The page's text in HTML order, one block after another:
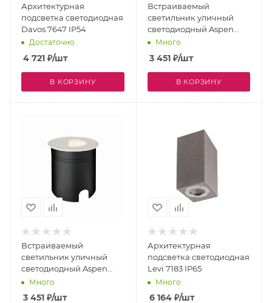
Архитектурная
подсветка светодиодная
Davos 7647 IP54
Достаточно
4 721 ₽/шт
В КОРЗИНУ
Встраиваемый
светильник уличный
светодиодный Aspen
7023 IP65
Много
3 451₽/шт
В КОРЗИНУ
Встраиваемый
светильник уличный
светодиодный Aspen
7029 IP65
Много
3 451 ₽/шт
Архитектурная
подсветка светодиодная
Levi 7183 IP65
Много
6 164₽/шт